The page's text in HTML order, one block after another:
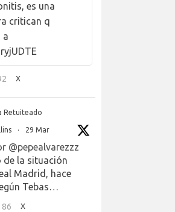
es una
critican q
a
X
Retuiteado
· 29 Mar
@pepealvarezzz
de la situación
Madrid, hace
Tebas…
X